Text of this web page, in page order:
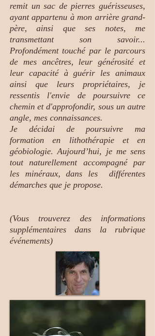
remit un sac de pierres guérisseuses,
ayant appartenu à mon arrière grand-
père, ainsi que ses notes, me
transmettant son savoir...
Profondément touché par le parcours
de mes ancêtres, leur générosité et
leur capacité à guérir les animaux
ainsi que leurs propriétaires, je
ressentis l'envie de poursuivre ce
chemin et d'approfondir, sous un autre
angle, mes connaissances.
Je décidai de poursuivre ma
formation en lithothérapie et en
géobiologie. Aujourd’hui, je me sens
tout naturellement accompagné par
les minéraux, dans les différentes
démarches que je propose.
(Vous trouverez des informations
supplémentaires dans la rubrique
événements)